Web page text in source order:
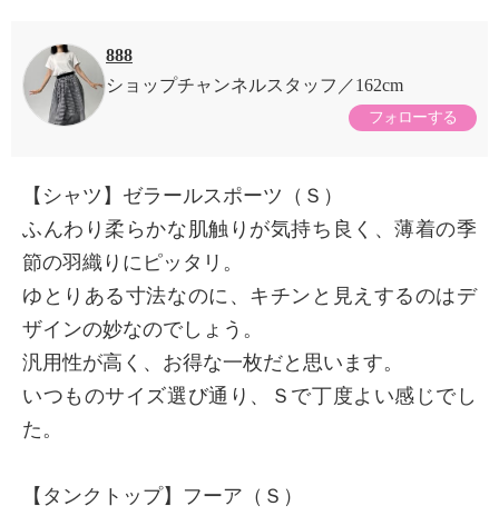
888
ショップチャンネルスタッフ
162cm
フォローする
【シャツ】ゼラールスポーツ（Ｓ）
ふんわり柔らかな肌触りが気持ち良く、薄着の季
節の羽織りにピッタリ。
ゆとりある寸法なのに、キチンと見えするのはデ
ザインの妙なのでしょう。
汎用性が高く、お得な一枚だと思います。
いつものサイズ選び通り、Ｓで丁度よい感じでし
た。
【タンクトップ】フーア（Ｓ）